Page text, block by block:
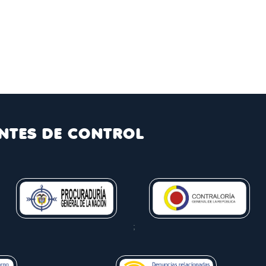
DE CONTROL
;